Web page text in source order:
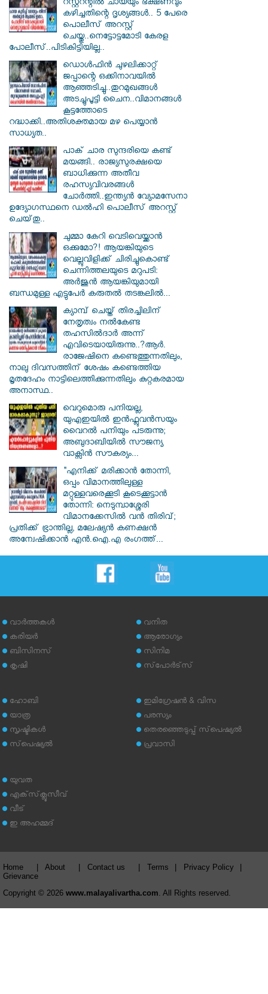
റസ്റ്ററന്റിൽ ചായയും ഭക്ഷണവും
കഴിച്ചതിന്റെ ദൃശ്യങ്ങൾ.. 5 പേരെ
പൊലീസ് അറസ്റ്റ്
ചെയ്തു..നെട്ടോട്ടമോടി കേരള
പോലീസ്..പിടികിട്ടിയില്ല..
ഡൊൾഫിൻ ചുഴലിക്കാറ്റ്
ജപ്പാന്റെ ഒക്കിനാവയിൽ
ആഞ്ഞടിച്ചു..തുറമുഖങ്ങൾ
അടച്ചുപൂട്ടി ചൈന..വിമാനങ്ങൾ
കൂട്ടത്തോടെ
റദ്ധാക്കി..അതിശക്തമായ മഴ പെയ്യാൻ
സാധ്യത..
പാക് ചാര സുന്ദരിയെ കണ്ട്
മയങ്ങി.. രാജ്യസുരക്ഷയെ
ബാധിക്കുന്ന അതീവ
രഹസ്യവിവരങ്ങൾ
ചോർത്തി..ഇന്ത്യൻ വ്യോമസേനാ
ഉദ്യോഗസ്ഥനെ ഡൽഹി പൊലീസ് അറസ്റ്റ്
ചെയ്‌തു..
ചുമ്മാ കേറി വെടിവെയ്ക്കാൻ
ഒക്കുമോ?! ആയങ്കിയുടെ
വെല്ലുവിളിക്ക് ചിരിച്ചുകൊണ്ട്
ചെന്നിത്തലയുടെ മറുപടി:
അർജുൻ ആയങ്കിയുമായി
ബന്ധമുള്ള എട്ടുപേർ കരുതൽ തടങ്കലിൽ...
ക്യാമ്പ് ചെയ്ത് തിരച്ചിലിന്
നേതൃത്വം നല്‍കേണ്ട
തഹസില്‍ദാര്‍ അന്ന്
എവിടെയായിരുന്നു..?ആര്‍.
രാജേഷിനെ കണ്ടെത്തുന്നതിലും,
നാലു ദിവസത്തിന് ശേഷം കണ്ടെത്തിയ
മൃതദേഹം നാട്ടിലെത്തിക്കുന്നതിലും കുറ്റകരമായ
അനാസ്ഥ..
വെറുമൊരു പനിയല്ല,
യുഎഇയിൽ ഇൻഫ്ലുവൻസയും
വൈറൽ പനിയും പടരുന്നു;
അബുദാബിയിൽ സൗജന്യ
വാക്സിൻ സൗകര്യം...
"എനിക്ക് മരിക്കാൻ തോന്നി,
ഒപ്പം വിമാനത്തിലുള്ള
മറ്റുള്ളവരെക്കൂടി കൂടെക്കൂട്ടാൻ
തോന്നി: നെടുമ്പാശ്ശേരി
വിമാനക്കേസിൽ വൻ തിരിവ്;
പ്രതിക്ക് ഭ്രാന്തില്ല, മലേഷ്യൻ കണക്ഷൻ
അന്വേഷിക്കാൻ എൻ.ഐ.എ രംഗത്ത്...
വാര്‍ത്തകള്‍
കരിയര്‍
ബിസിനസ്
കൃഷി
വനിത
ആരോഗ്യം
സിനിമ
സ്‌പോര്‍ട്‌സ്
ഹോബി
യാത്ര
സൃഷ്ടികള്‍
സ്‌പെഷ്യല്‍
ഇമിഗ്രേഷന്‍ & വിസ
പരസ്യം
തെരഞ്ഞെടുപ്പ് സ്‌പെഷ്യല്‍
പ്രവാസി
യുവത
എക്‌സ്‌ക്ലൂസീവ്
വീട്
ഇ അഹമ്മദ്‌
Home About Contact us Terms Privacy Policy
Grievance
Copyright © 2026 www.malayalivartha.com . All Rights reserved.